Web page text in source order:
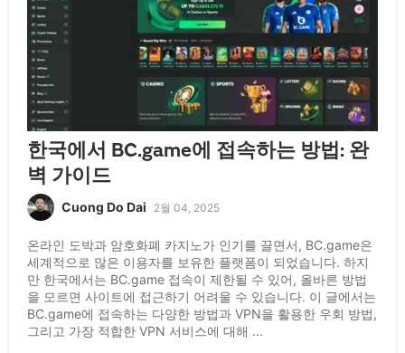
한국에서 BC.game에 접속하는 방법: 완
벽 가이드
Cuong Do Dai 2월 04, 2025
온라인 도박과 암호화폐 카지노가 인기를 끌면서, BC.game은
세계적으로 많은 이용자를 보유한 플랫폼이 되었습니다. 하지
만 한국에서는 BC.game 접속이 제한될 수 있어, 올바른 방법
을 모르면 사이트에 접근하기 어려울 수 있습니다. 이 글에서는
BC.game에 접속하는 다양한 방법과 VPN을 활용한 우회 방법,
그리고 가장 적합한 VPN 서비스에 대해 ...